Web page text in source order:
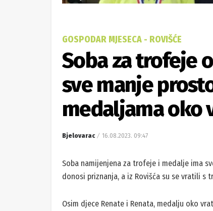
GOSPODAR MJESECA - ROVIŠĆE
Soba za trofeje
sve manje
medaljama oko
Bjelovarac 16.08.2023. 09:47
Soba namijenjena za trofeje i medalje ima
donosi priznanja, a iz Rovišća su se vratili s
Osim djece Renate i Renata, medalju oko